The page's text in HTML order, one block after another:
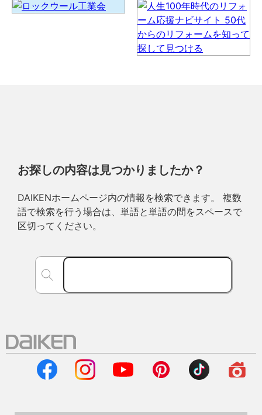
お探しの内容は見つかりましたか？
DAIKENホームページ内の情報を検索できます。 複数
語で検索を行う場合は、単語と単語の間をスペースで
区切ってください。